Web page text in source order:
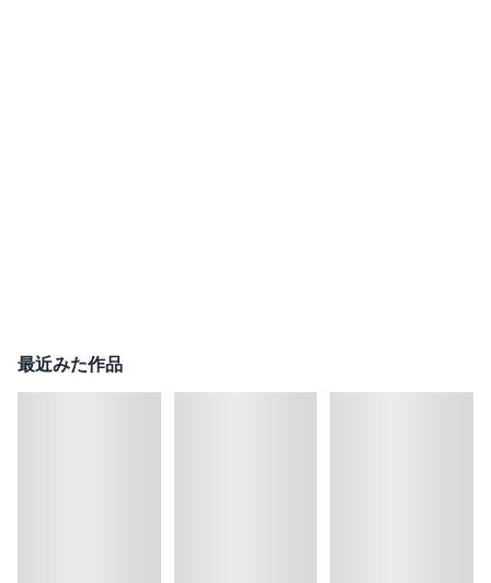
最近みた作品